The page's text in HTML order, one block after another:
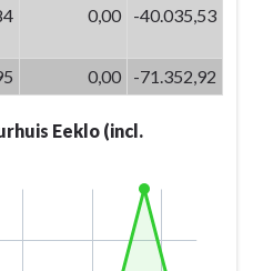
0,00 -40.035,53
0,00 -71.352,92
Eeklo (incl.